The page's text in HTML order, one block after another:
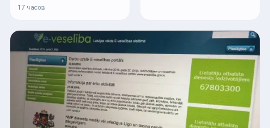
17 часов